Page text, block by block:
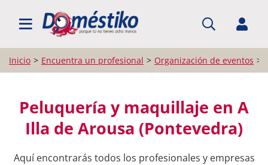
BUSCAR PROFESIONALES
Inicio Encuentra un profesional Organización de eventos
Peluquería y maquillaje en A
Illa de Arousa (Pontevedra)
Aquí encontrarás todos los profesionales y empresas